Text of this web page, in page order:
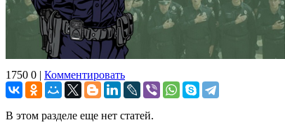
1750 0 | Комментировать
В этом разделе еще нет статей.